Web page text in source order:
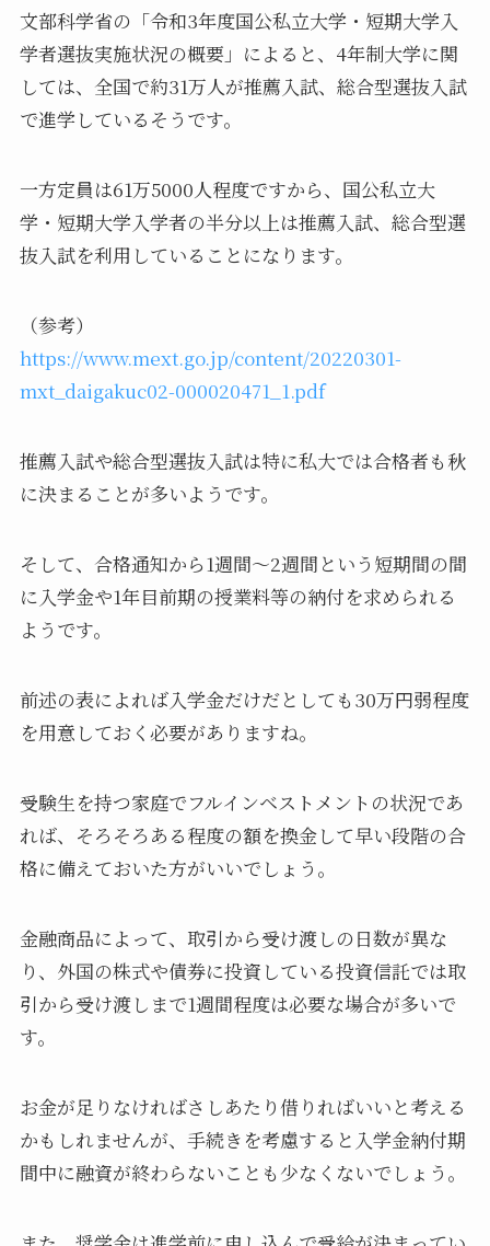
文部科学省の「令和3年度国公私立大学・短期大学入
学者選抜実施状況の概要」によると、4年制大学に関
しては、全国で約31万人が推薦入試、総合型選抜入試
で進学しているそうです。
一方定員は61万5000人程度ですから、国公私立大
学・短期大学入学者の半分以上は推薦入試、総合型選
抜入試を利用していることになります。
（参考）
https://www.mext.go.jp/content/20220301-
mxt_daigakuc02-000020471_1.pdf
推薦入試や総合型選抜入試は特に私大では合格者も秋
に決まることが多いようです。
そして、合格通知から1週間～2週間という短期間の間
に入学金や1年目前期の授業料等の納付を求められる
ようです。
前述の表によれば入学金だけだとしても30万円弱程度
を用意しておく必要がありますね。
受験生を持つ家庭でフルインベストメントの状況であ
れば、そろそろある程度の額を換金して早い段階の合
格に備えておいた方がいいでしょう。
金融商品によって、取引から受け渡しの日数が異な
り、外国の株式や債券に投資している投資信託では取
引から受け渡しまで1週間程度は必要な場合が多いで
す。
お金が足りなければさしあたり借りればいいと考える
かもしれませんが、手続きを考慮すると入学金納付期
間中に融資が終わらないことも少なくないでしょう。